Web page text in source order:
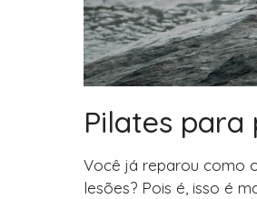
Pilates
Você já reparou como
lesões? Pois é, isso é